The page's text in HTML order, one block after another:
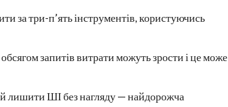
за три-п’ять інструментів, користуючись
запитів витрати можуть зрости і це може
й лишити ШІ без нагляду — найдорожча